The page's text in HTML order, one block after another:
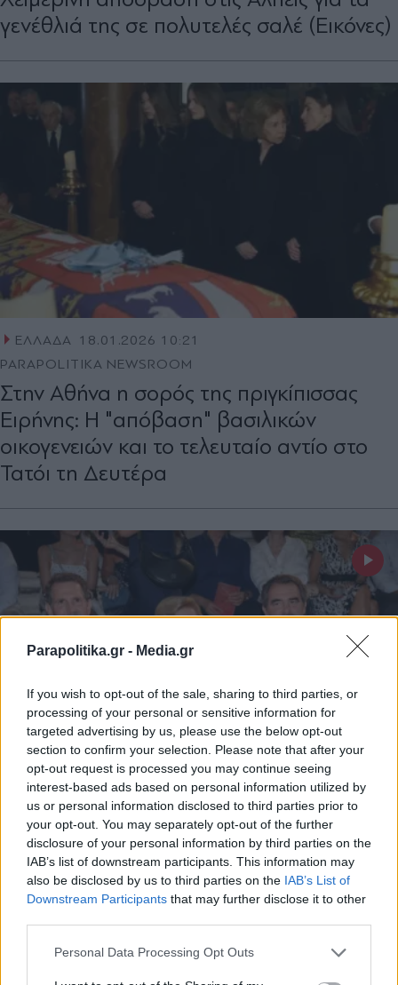
Parapolitika.gr - Media.gr
If you wish to opt-out of the sale, sharing to third parties, or
processing of your personal or sensitive information for
targeted advertising by us, please use the below opt-out
section to confirm your selection. Please note that after your
opt-out request is processed you may continue seeing
interest-based ads based on personal information utilized by
us or personal information disclosed to third parties prior to
your opt-out. You may separately opt-out of the further
disclosure of your personal information by third parties on the
IAB’s list of downstream participants. This information may
also be disclosed by us to third parties on the IAB’s List of
Downstream Participants that may further disclose it to other
Personal Data Processing Opt Outs
γενέθλιά της σε πολυτελές σαλέ (Εικόνες)
ΕΛΛΑΔΑ 18.01.2026 10:21
PARAPOLITIKA NEWSROOM
Στην Αθήνα η σορός της πριγκίπισσας
Ειρήνης: Η "απόβαση" βασιλικών
οικογενειών και το τελευταίο αντίο στο
Τατόι τη Δευτέρα
ΔΙΕΘΝΗ 23.11.2025 15:42
PARAPOLITIKA NEWSROOM
Στο παλάτι "Ελ Πάρντο" της Ισπανίας
σύσσωμη η οικογένεια Ντε Γκρες προς
τιμήν της βασίλισσας Σοφίας: Ποιοι
έδωσαν το "παρών" (Εικόνες & βίντεο)
Εγγραφή στο newsletter